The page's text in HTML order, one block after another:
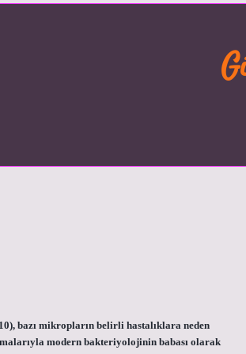
bazı mikropların belirli hastalıklara neden
modern bakteriyolojinin babası olarak